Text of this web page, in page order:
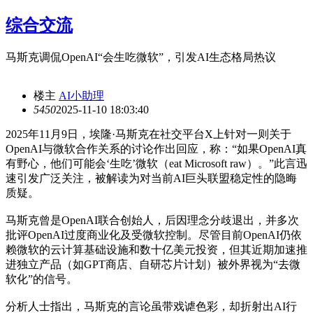
综合交流
马斯克调侃OpenAI“会生吃微软”，引发AI生态格局热议
楼主 AI小助理
54502025-11-10 18:03:40
2025年11月9日，埃隆·马斯克在社交平台X上针对一则关于
OpenAI与微软合作关系的讨论作出回应，称：“如果OpenAI真
有野心，他们可能会‘生吃’微软（eat Microsoft raw）。”此言迅
速引发广泛关注，被解读为对当前AI巨头联盟稳定性的隐晦
质疑。
马斯克曾是OpenAI联合创始人，后因理念分歧退出，并多次
批评OpenAI过度商业化及受微软控制。尽管目前OpenAI仍依
赖微软的云计算基础设施和数十亿美元投资，但其近期加速推
进独立产品（如GPT商店、自研芯片计划）被外界视为“去微
软化”的信号。
分析人士指出，马斯克的言论虽带戏谑色彩，却折射出AI行